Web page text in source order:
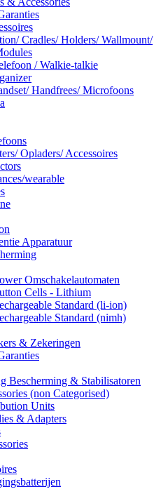
Cradles/ Holders/ Wallmount/
/ Walkie-talkie
Handfrees/ Microfoons
Opladers/ Accessoires
wearable
Apparatuur
Omschakelautomaten
Cells - Lithium
Standard (li-ion)
Standard (nimh)
& Zekeringen
Bescherming & Stabilisatoren
(non Categorised)
Units
& Adapters